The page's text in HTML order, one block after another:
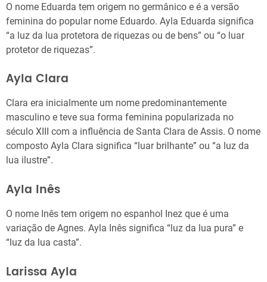
O nome Eduarda tem origem no germânico e é a versão
feminina do popular nome Eduardo. Ayla Eduarda significa
“a luz da lua protetora de riquezas ou de bens” ou “o luar
protetor de riquezas”.
Ayla Clara
Clara era inicialmente um nome predominantemente
masculino e teve sua forma feminina popularizada no
século XIII com a influência de Santa Clara de Assis. O nome
composto Ayla Clara significa “luar brilhante” ou “a luz da
lua ilustre”.
Ayla Inês
O nome Inês tem origem no espanhol Inez que é uma
variação de Agnes. Ayla Inês significa “luz da lua pura” e
“luz da lua casta”.
Larissa Ayla